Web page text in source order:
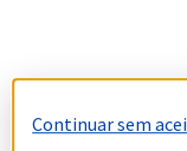
Continuar sem